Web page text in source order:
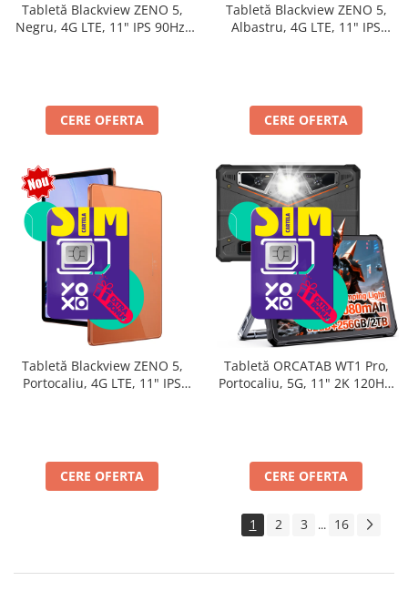
Tabletă Blackview ZENO 5,
Negru, 4G LTE, 11" IPS 90Hz,
SIM
CERE OFERTA
Tabletă Blackview ZENO 5,
Albastru, 4G LTE, 11" IPS
SIM
CERE OFERTA
Tabletă Blackview ZENO 5,
Portocaliu, 4G LTE, 11" IPS
SIM
CERE OFERTA
Tabletă ORCATAB WT1 Pro,
Portocaliu, 5G, 11" 2K 120Hz,
Vision, Android 15, Lumină
Camping 380lm
CERE OFERTA
1 2 3 ... 16